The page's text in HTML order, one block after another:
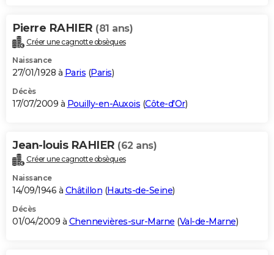
Pierre RAHIER (81 ans)
Créer une cagnotte obsèques
Naissance
27/01/1928 à Paris (Paris)
Décès
17/07/2009 à Pouilly-en-Auxois (Côte-d'Or)
Jean-louis RAHIER (62 ans)
Créer une cagnotte obsèques
Naissance
14/09/1946 à Châtillon (Hauts-de-Seine)
Décès
01/04/2009 à Chennevières-sur-Marne (Val-de-Marne)